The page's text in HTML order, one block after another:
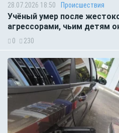
28.07.2026 18:50 Происшествия
Учёный умер после
агрессорами, чьим детям
0 230